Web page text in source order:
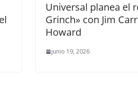
Universal planea el
Grinch» con Jim
Howard
junio 19, 2026